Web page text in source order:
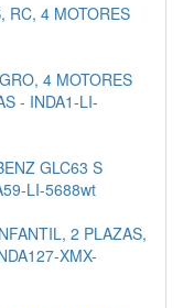
RC, 4 MOTORES
4 MOTORES
- INDA1-LI-
GLC63 S
LI-5688wt
2 PLAZAS,
XMX-